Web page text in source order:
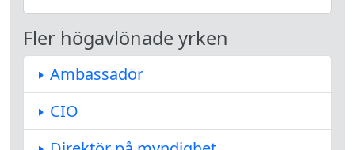
Fler högavlönade yrken
Ambassadör
CIO